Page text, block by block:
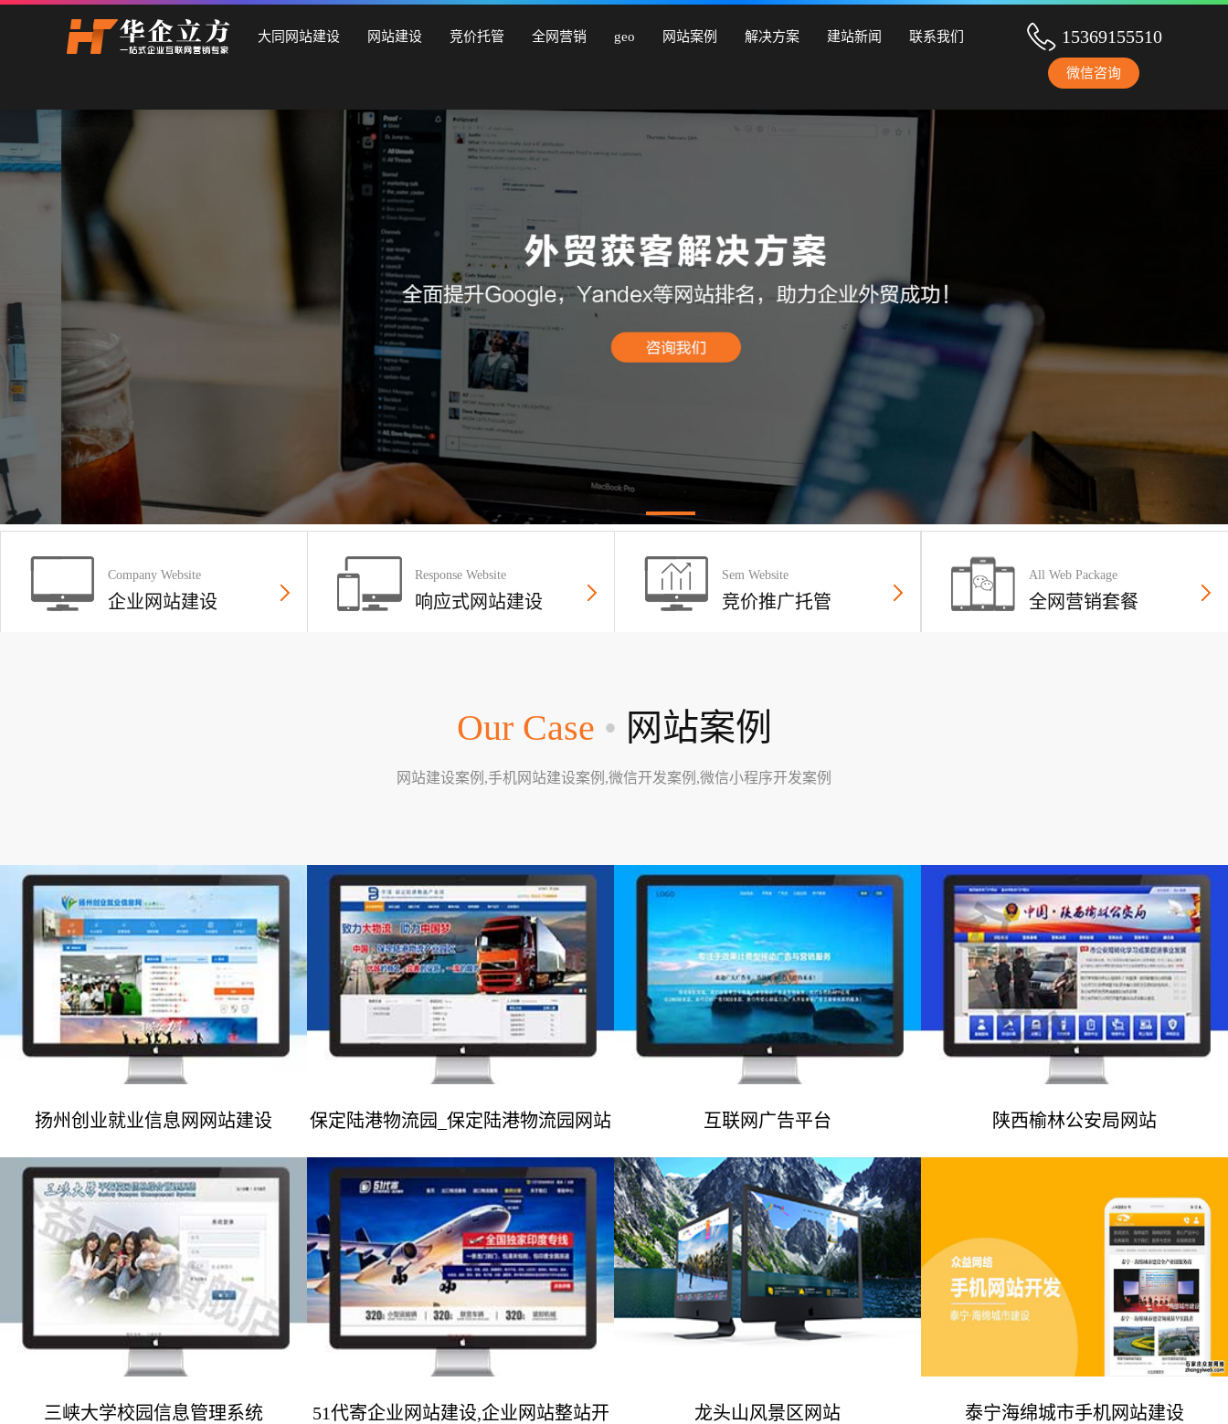
大同网站建设 网站建设 竞价托管 全网营销 geo 网站案例 解决方案 建站新闻 联系我们 15369155510
微信咨询
Company Website
企业网站建设
Response Website
响应式网站建设
Sem Website
竞价推广托管
All Web Package
全网营销套餐
Our Case • 网站案例
网站建设案例,手机网站建设案例,微信开发案例,微信小程序开发案例
网站建设案例
扬州创业就业信息网网站建设
网站建设案例
保定陆港物流园_保定陆港物流园网站
网站建设案例
互联网广告平台 陕西榆林公安局网站
三峡大学校园信息管理系统 51代寄企业网站建设,企业网站整站开 龙头山风景区网站 泰宁海绵城市手机网站建设